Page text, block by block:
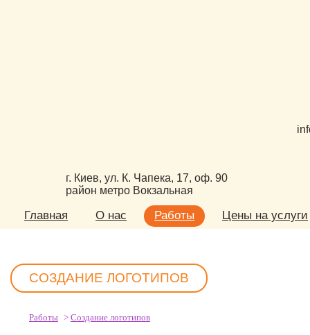
г. Киев, ул. К. Чапека, 17, оф. 90
район метро Вокзальная
Главная О нас Работы Цены на услуги
СОЗДАНИЕ ЛОГОТИПОВ
Работы > Создание логотипов